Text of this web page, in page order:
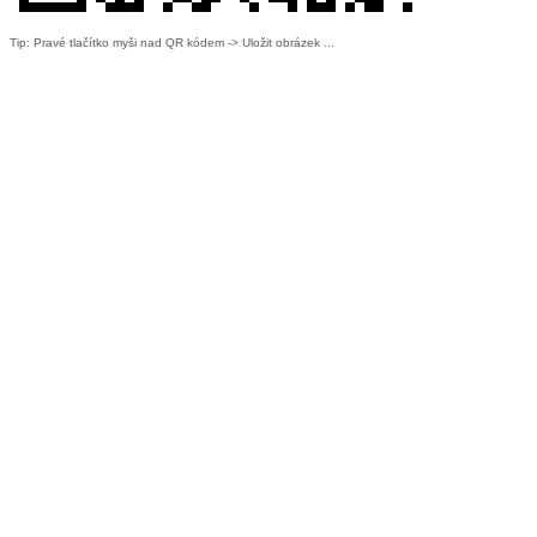
Tip: Pravé tlačítko myši nad QR kódem -> Uložit obrázek ...